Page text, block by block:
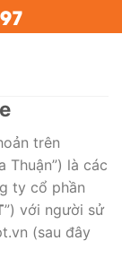
trên
Thuận”) là các
ty cổ phần
”) với người sử
(sau đây